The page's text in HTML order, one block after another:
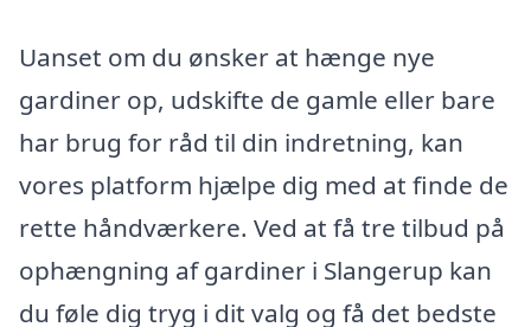
Uanset om du ønsker at hænge nye
gardiner op, udskifte de gamle eller bare
har brug for råd til din indretning, kan
vores platform hjælpe dig med at finde de
rette håndværkere. Ved at få tre tilbud på
ophængning af gardiner i Slangerup kan
du føle dig tryg i dit valg og få det bedste